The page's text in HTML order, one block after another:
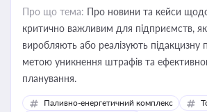
Про що тема: Про новини та кейси щодо
критично важливим для підприємств,
виробляють або реалізують підакцизну
метою уникнення штрафів та
планування.
Паливно-енергетичний комплекс